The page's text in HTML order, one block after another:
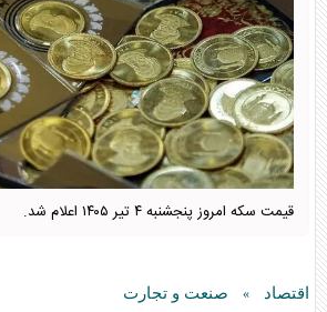
قیمت سکه امروز پنجشنبه ۴ تیر ۱۴۰۵ اعلام شد.
اقتصاد » صنعت و تجارت